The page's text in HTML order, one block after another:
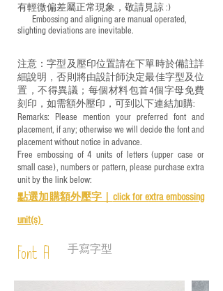
有輕微偏差屬正常現象，敬請見諒 :)
​ Embossing and aligning are manual operated,
slighting deviations are inevitable.
注意：字型及壓印位置請在下單時於備註詳
細說明，否則將由設計師決定最佳字型及位
置，不得異議；每個材料包首4個字母免費
刻印，如需額外壓印，可到以下連結加購:
Remarks: Please mention your preferred font and
placement, if any; otherwise we will decide the font and
placement without notice in advance.
Free embossing of 4 units of letters (upper case or
small case), numbers or pattern, please purchase extra
unit by the link below:
點選加購額外壓字｜ click for extra embossing
unit(s)
Font A 手寫字型